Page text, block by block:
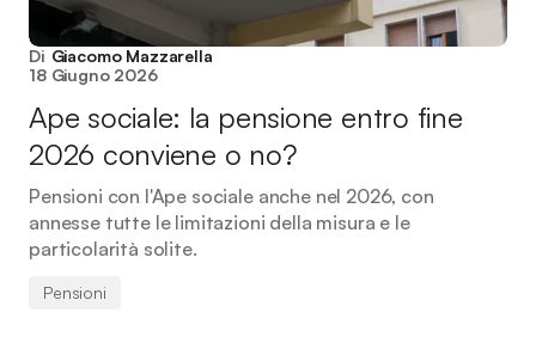
Di Giacomo Mazzarella
18 Giugno 2026
Ape sociale: la pensione entro fine
2026 conviene o no?
Pensioni con l'Ape sociale anche nel 2026, con
annesse tutte le limitazioni della misura e le
particolarità solite.
Pensioni